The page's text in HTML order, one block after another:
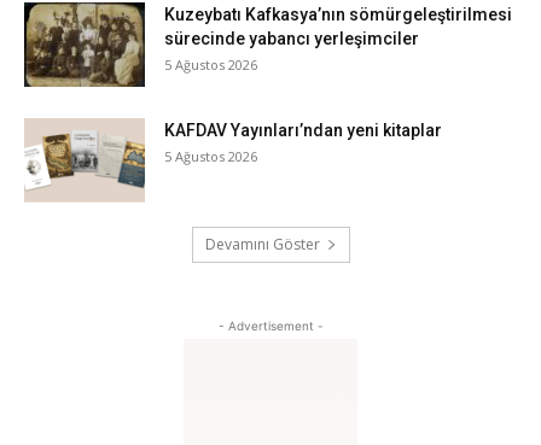
Kuzeybatı Kafkasya’nın sömürgeleştirilmesi
sürecinde yabancı yerleşimciler
5 Ağustos 2026
KAFDAV Yayınları’ndan yeni kitaplar
5 Ağustos 2026
Devamını Göster
- Advertisement -